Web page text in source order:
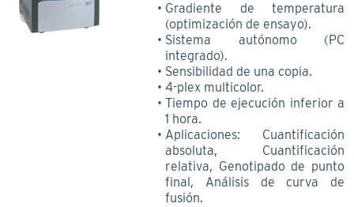
Gradiente de temperatura
(optimización de ensayo).
Sistema autónomo (PC
integrado).
Sensibilidad de una copia.
4-plex multicolor.
Tiempo de ejecución inferior a
1 hora.
Aplicaciones: Cuantificación
absoluta, Cuantificación
relativa, Genotipado de punto
final, Análisis de curva de
fusión.